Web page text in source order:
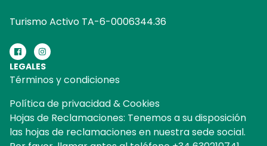
Turismo Activo TA-6-0006344.36
LEGALES
Términos y condiciones
Política de privacidad & Cookies
Hojas de Reclamaciones: Tenemos a su disposición
las hojas de reclamaciones en nuestra sede social.